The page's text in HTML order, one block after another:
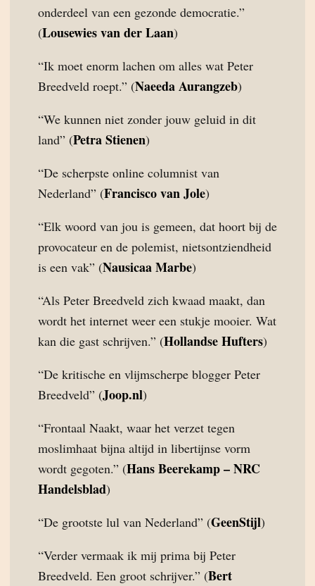
onderdeel van een gezonde democratie.”
(Lousewies van der Laan)
“Ik moet enorm lachen om alles wat Peter
Breedveld roept.” (Naeeda Aurangzeb)
“We kunnen niet zonder jouw geluid in dit
land” (Petra Stienen)
“De scherpste online columnist van
Nederland” (Francisco van Jole)
“Elk woord van jou is gemeen, dat hoort bij de
provocateur en de polemist, nietsontziendheid
is een vak” (Nausicaa Marbe)
“Als Peter Breedveld zich kwaad maakt, dan
wordt het internet weer een stukje mooier. Wat
kan die gast schrijven.” (Hollandse Hufters)
“De kritische en vlijmscherpe blogger Peter
Breedveld” (Joop.nl)
“Frontaal Naakt, waar het verzet tegen
moslimhaat bijna altijd in libertijnse vorm
wordt gegoten.” (Hans Beerekamp – NRC
Handelsblad)
“De grootste lul van Nederland” (GeenStijl)
“Verder vermaak ik mij prima bij Peter
Breedveld. Een groot schrijver.” (Bert